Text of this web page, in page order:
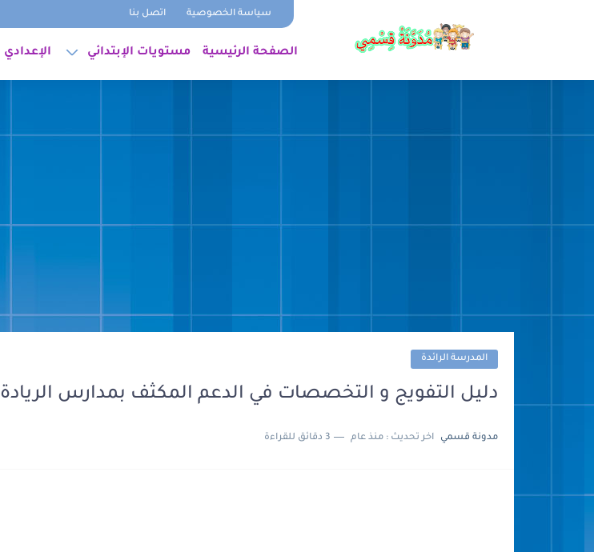
سياسة الخصوصية اتصل بنا
الصفحة الرئيسية مستويات الإبتدائي الإعدادي
المدرسة الرائدة
دليل التفويج و التخصصات في الدعم المكثف بمدارس الريادة
مدونة قسمي اخر تحديث : منذ عام 3 دقائق للقراءة